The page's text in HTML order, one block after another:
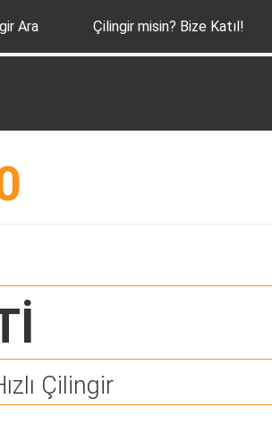
Ara Çilingir misin? Bize Katıl!
Çilingir